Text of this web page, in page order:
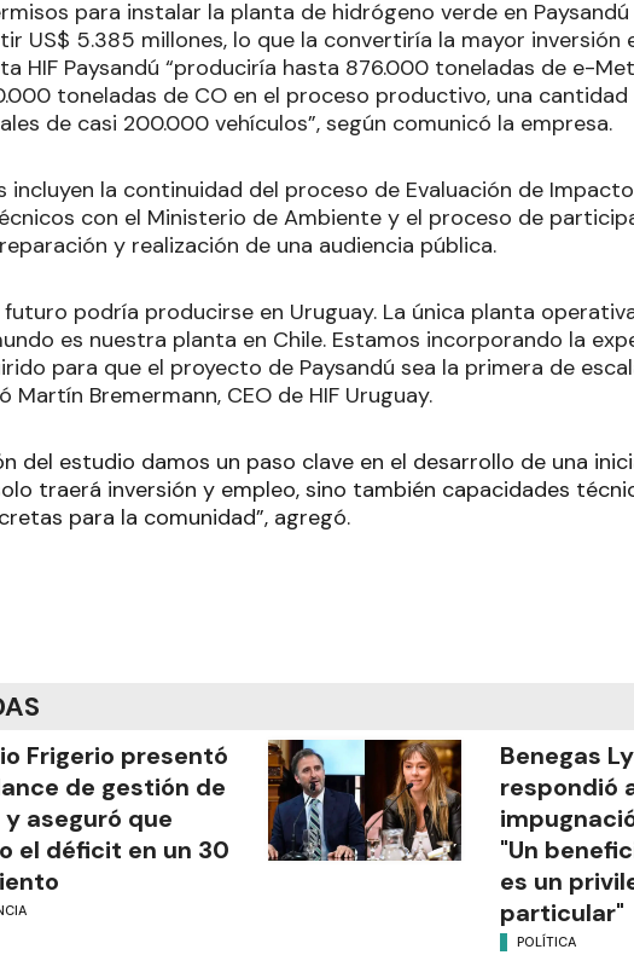
para instalar la planta de hidrógeno verde en Paysandú
US$ 5.385 millones, lo que la convertiría la mayor inversión
HIF Paysandú “produciría hasta 876.000 toneladas de e-
toneladas de CO en el proceso productivo, una
de casi 200.000 vehículos”, según comunicó la empresa.
incluyen la continuidad del proceso de Evaluación de
con el Ministerio de Ambiente y el proceso de
y realización de una audiencia pública.
podría producirse en Uruguay. La única planta
es nuestra planta en Chile. Estamos incorporando la
para que el proyecto de Paysandú sea la primera de
Martín Bremermann, CEO de HIF Uruguay.
del estudio damos un paso clave en el desarrollo de una
traerá inversión y empleo, sino también capacidades
para la comunidad”, agregó.
Frigerio presentó
de gestión de
y aseguró que
el déficit en un 30
Benegas
respondió
"Un
es un
particular"
POLÍTICA